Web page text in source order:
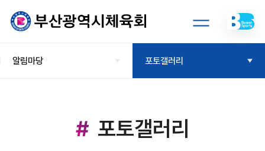
포토갤러리
알림마당 포토갤러리